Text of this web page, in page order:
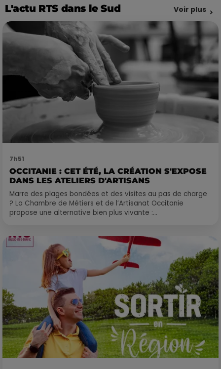
L'actu RTS dans le Sud Voir plus
7h51
OCCITANIE : CET ÉTÉ, LA CRÉATION S'EXPOSE
DANS LES ATELIERS D'ARTISANS
Marre des plages bondées et des visites au pas de charge
? La Chambre de Métiers et de l’Artisanat Occitanie
propose une alternative bien plus vivante :...